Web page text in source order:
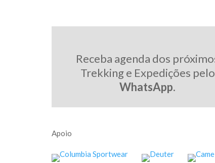
Receba agenda dos
Trekking e Expedições pelo
WhatsApp.
Apoio